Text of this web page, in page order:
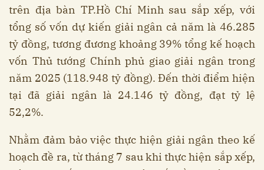
trên địa bàn TP.Hồ Chí Minh sau sắp xếp, với
tổng số vốn dự kiến giải ngân cả năm là 46.285
tỷ đồng, tương đương khoảng 39% tổng kế hoạch
vốn Thủ tướng Chính phủ giao giải ngân trong
năm 2025 (118.948 tỷ đồng). Đến thời điểm hiện
tại đã giải ngân là 24.146 tỷ đồng, đạt tỷ lệ
52,2%.
Nhằm đảm bảo việc thực hiện giải ngân theo kế
hoạch đề ra, từ tháng 7 sau khi thực hiện sắp xếp,